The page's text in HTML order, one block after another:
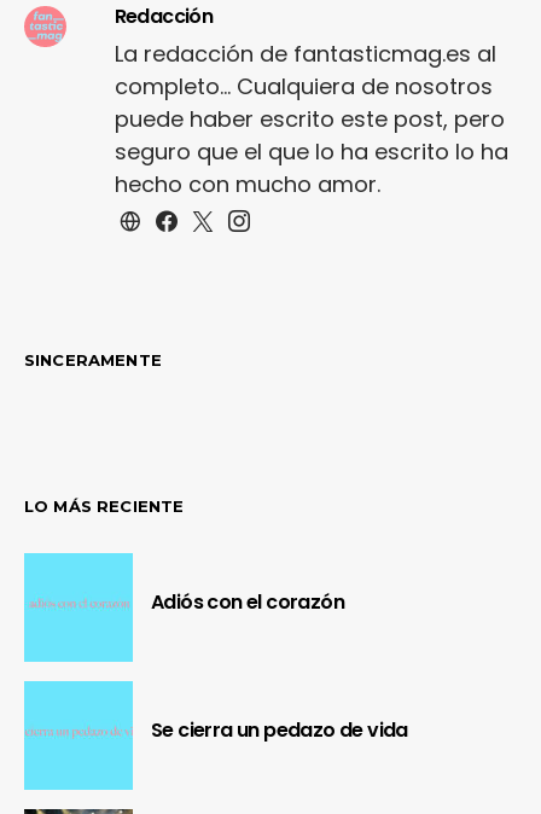
Redacción
La redacción de fantasticmag.es al
completo... Cualquiera de nosotros
puede haber escrito este post, pero
seguro que el que lo ha escrito lo ha
hecho con mucho amor.
SINCERAMENTE
LO MÁS RECIENTE
Adiós con el corazón
Se cierra un pedazo de vida